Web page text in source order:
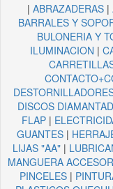
| ABRAZADERAS|
BARRALES Y
BULONERIA Y
ILUMINACION |
DISCOS
FLAP |
GUANTES|
LIJAS "AA"|
MANGUERA
PINCELES|